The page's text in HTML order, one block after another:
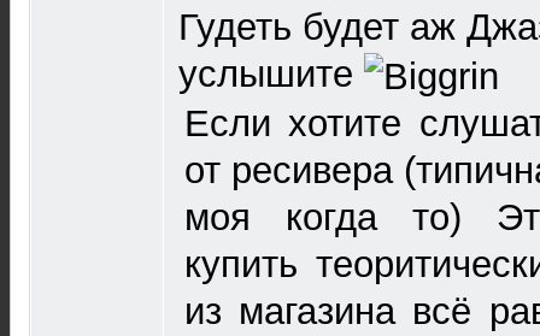
Гудеть будет аж
услышите
Если хотите
от ресивера
моя когда то)
купить
из магазина всё